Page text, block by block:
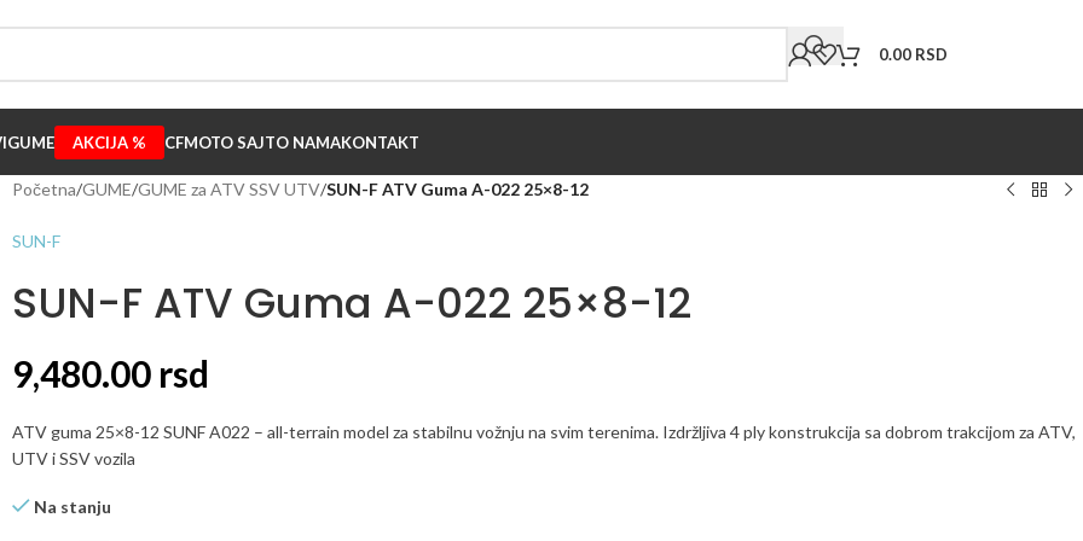
0.00 RSD
GUME AKCIJA % CFMOTO SAJTO NAMAKONTAKT
Početna/GUME/GUME za ATV SSV UTV/SUN-F ATV Guma A-022 25×8-12
SUN-F
SUN-F ATV Guma A-022 25×8-12
9,480.00 rsd
ATV guma 25×8-12 SUNF A022 – all-terrain model za stabilnu vožnju na svim terenima. Izdržljiva 4 ply konstrukcija sa dobrom trakcijom za ATV,
UTV i SSV vozila
Na stanju